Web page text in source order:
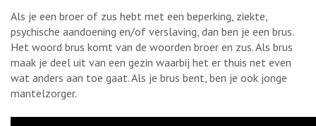
Als je een broer of zus hebt met een beperking, ziekte,
psychische aandoening en/of verslaving, dan ben je een brus.
Het woord brus komt van de woorden broer en zus. Als brus
maak je deel uit van een gezin waarbij het er thuis net even
wat anders aan toe gaat. Als je brus bent, ben je ook jonge
mantelzorger.